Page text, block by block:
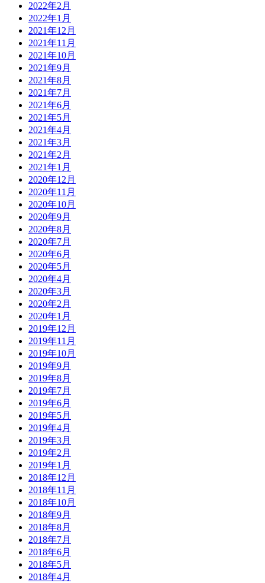
2022年2月
2022年1月
2021年12月
2021年11月
2021年10月
2021年9月
2021年8月
2021年7月
2021年6月
2021年5月
2021年4月
2021年3月
2021年2月
2021年1月
2020年12月
2020年11月
2020年10月
2020年9月
2020年8月
2020年7月
2020年6月
2020年5月
2020年4月
2020年3月
2020年2月
2020年1月
2019年12月
2019年11月
2019年10月
2019年9月
2019年8月
2019年7月
2019年6月
2019年5月
2019年4月
2019年3月
2019年2月
2019年1月
2018年12月
2018年11月
2018年10月
2018年9月
2018年8月
2018年7月
2018年6月
2018年5月
2018年4月